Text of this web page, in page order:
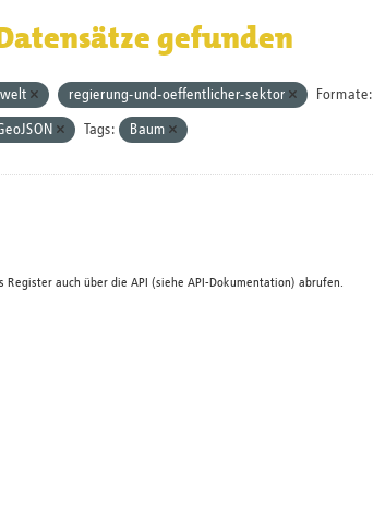
gefunden
regierung-und-oeffentlicher-sektor Formate:
Tags: Baum
Register auch über die API (siehe API-Dokumentation) abrufen.